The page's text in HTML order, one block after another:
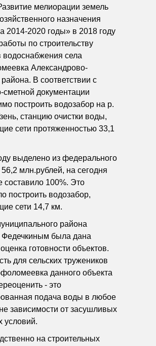
мелиорации земель
назначения
2014-2020 годы» в 2018 году
по строительству
водоснабжения села
Александрово-
района. В соответствии с
сметной документации
построить водозабор на р.
станцию очистки воды,
сети протяженностью 33,1
выделено из федерального
млн.рублей, на сегодня
составило 100%. Это
построить водозабор,
сети 14,7 км.
района
была дана
готовности объектов.
для сельских тружеников
данного объекта
- это
подача воды в любое
зависимости от засушливых
условий.
на строительных